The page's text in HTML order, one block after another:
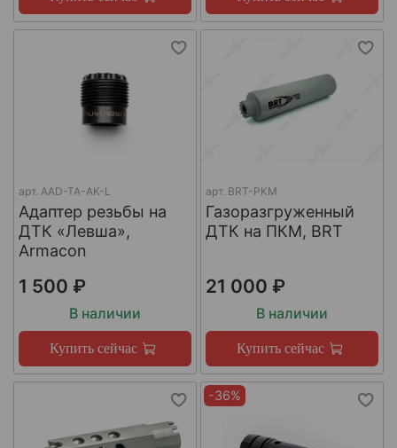
арт. AAD-TA-AK-L
Адаптер резьбы на
ДТК «Левша»,
Armacon
1 500 ₽
В наличии
Купить сейчас
арт. BRT-PKM
Газоразгруженный
ДТК на ПКМ, BRT
21 000 ₽
В наличии
Купить сейчас
-36%